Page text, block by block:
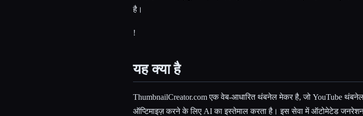
है।
!
यह क्या है
ThumbnailCreator.com एक वेब-आधारित थंबनेल मेकर है, जो YouTube
ऑप्टिमाइज़ करने के लिए AI का इस्तेमाल करता है। इस सेवा में ऑटोमेटेड